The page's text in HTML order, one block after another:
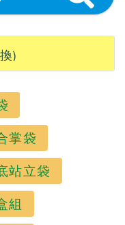
掌袋
站立袋
組